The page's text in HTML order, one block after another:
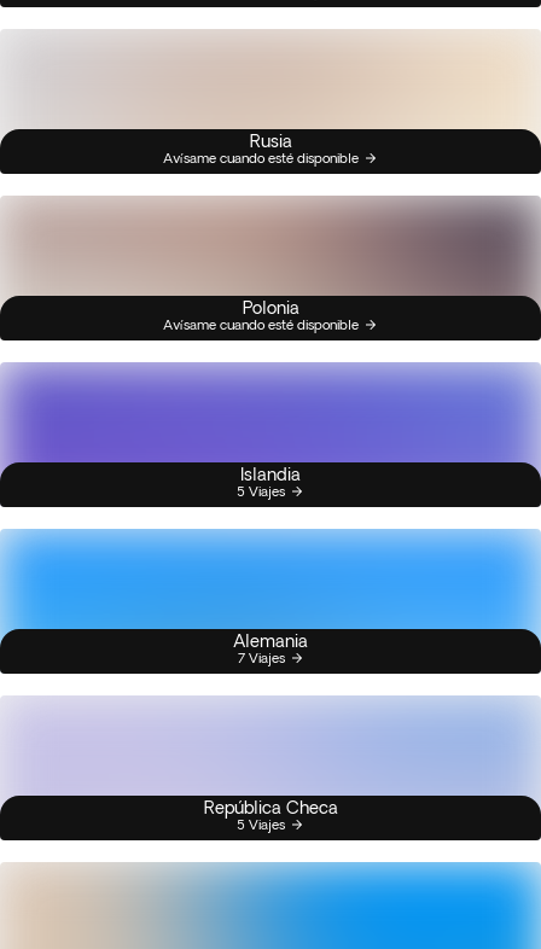
Rusia
Avísame cuando esté disponible
Polonia
Avísame cuando esté disponible
Islandia
5 Viajes
Alemania
7 Viajes
República Checa
5 Viajes